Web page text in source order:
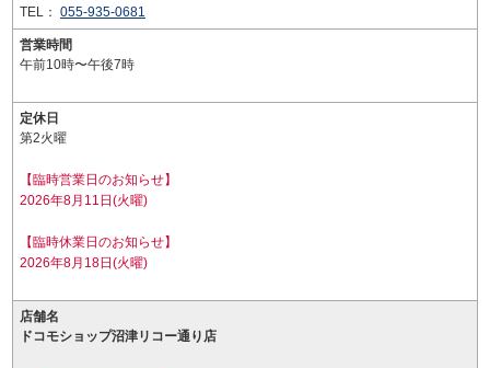
TEL： 055-935-0681
営業時間
午前10時〜午後7時
定休日
第2火曜
【臨時営業日のお知らせ】
2026年8月11日(火曜)
【臨時休業日のお知らせ】
2026年8月18日(火曜)
店舗名
ドコモショップ沼津リコー通り店